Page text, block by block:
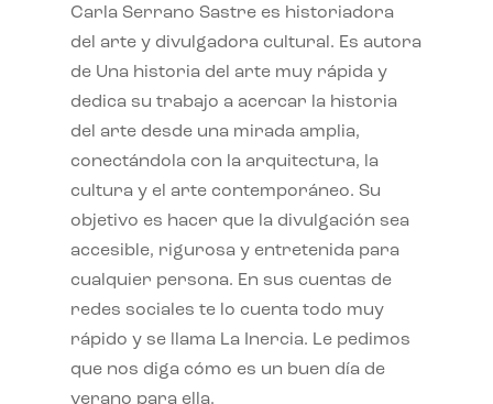
Carla Serrano Sastre es historiadora
del arte y divulgadora cultural. Es autora
de Una historia del arte muy rápida y
dedica su trabajo a acercar la historia
del arte desde una mirada amplia,
conectándola con la arquitectura, la
cultura y el arte contemporáneo. Su
objetivo es hacer que la divulgación sea
accesible, rigurosa y entretenida para
cualquier persona. En sus cuentas de
redes sociales te lo cuenta todo muy
rápido y se llama La Inercia. Le pedimos
que nos diga cómo es un buen día de
verano para ella.